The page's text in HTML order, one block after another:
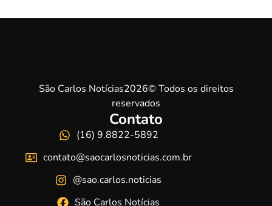
São Carlos Notícias2026© Todos os direitos
reservados
Contato
(16) 9.8822-5892
contato@saocarlosnoticias.com.br
@sao.carlos.noticias
São Carlos Notícias